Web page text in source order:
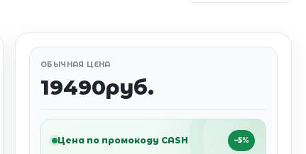
ОБЫЧНАЯ ЦЕНА
19490руб.
Цена по промокоду CASH −5%